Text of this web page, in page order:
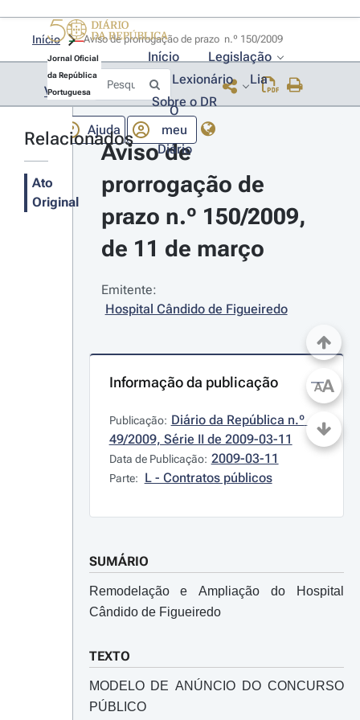
Jornal Oficial
da República
Portuguesa
Início
Legislação
Lexionário
Lia
Sobre o DR
Ajuda
O
meu
Diário
Início
Voltar
Relacionados
Ato
Original
Aviso de
prorrogação de
prazo n.º 150/2009,
de 11 de março
Emitente:
Hospital Cândido de Figueiredo
Informação da publicação
Publicação: Diário da República n.º
49/2009, Série II de 2009-03-11
Data de Publicação: 2009-03-11
Parte: L - Contratos públicos
SUMÁRIO
Remodelação e Ampliação do Hospital
Cândido de Figueiredo
TEXTO
MODELO DE ANÚNCIO DO CONCURSO
PÚBLICO
AA